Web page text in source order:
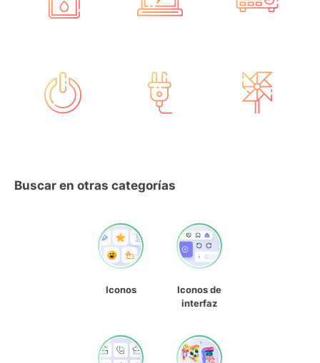
Buscar en otras categorías
Iconos
Iconos de
interfaz